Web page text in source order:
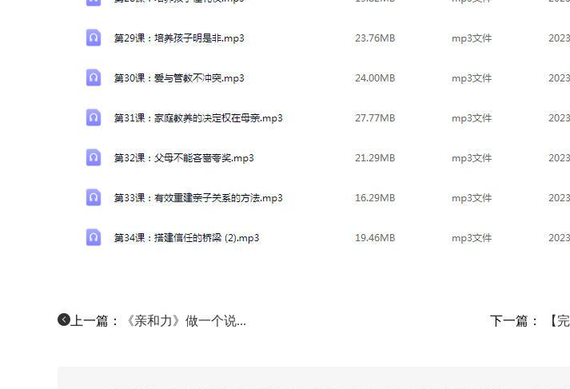
上一篇： 《亲和力》做一个说... 下一篇： 【